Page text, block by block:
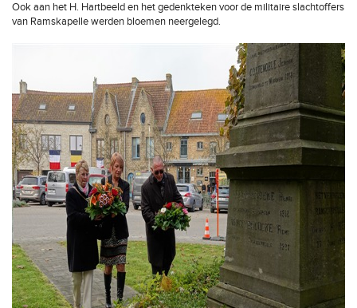
Ook aan het H. Hartbeeld en het gedenkteken voor de militaire slachtoffers
van Ramskapelle werden bloemen neergelegd.